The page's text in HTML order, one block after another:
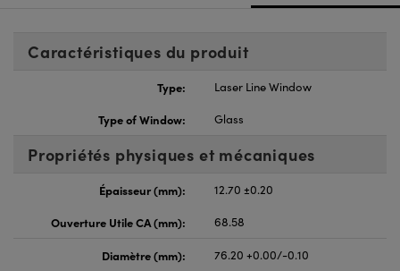
Caractéristiques du produit
Type:
Laser Line Window
Type of Window:
Glass
Propriétés physiques et mécaniques
Épaisseur (mm):
12.70 ±0.20
Ouverture Utile CA (mm):
68.58
Diamètre (mm):
76.20 +0.00/-0.10